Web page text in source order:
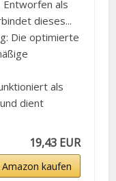
Entworfen als
dieses...
Die optimierte
als
dient
19,43 EUR
kaufen